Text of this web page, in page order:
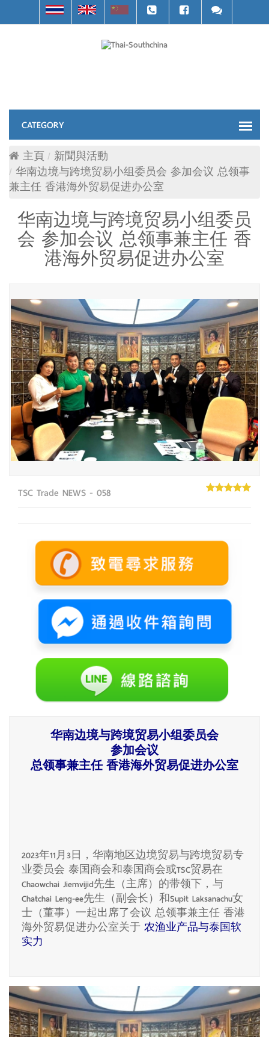
主頁
新聞與活動
华南边境与跨境贸易小组委员会 参加会议 总领事
兼主任 香港海外贸易促进办公室
华南边境与跨境贸易小组委员
会 参加会议 总领事兼主任 香
港海外贸易促进办公室
TSC Trade NEWS - 058
华南边境与跨境贸易小组委员会
参加会议
总领事兼主任 香港海外贸易促进办公室
2023年11月3日，华南地区边境贸易与跨境贸易专
业委员会 泰国商会和泰国商会或TSC贸易在
Chaowchai Jiemvijid先生（主席）的带领下，与
Chatchai Leng-ee先生（副会长）和Supit Laksanachu女
士（董事）一起出席了会议 总领事兼主任 香港
海外贸易促进办公室关于 农渔业产品与泰国软
实力